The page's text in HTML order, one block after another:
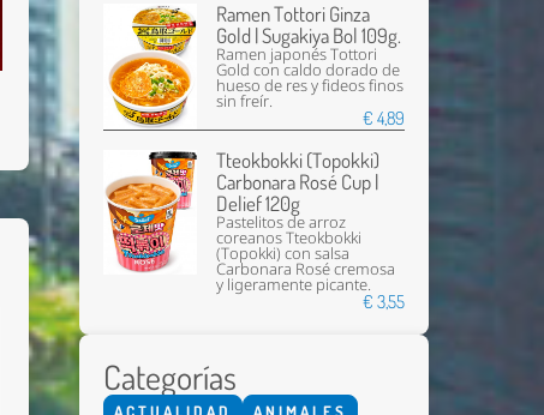
Ramen Tottori Ginza
Gold | Sugakiya Bol 109g.
Ramen japonés Tottori
Gold con caldo dorado de
hueso de res y fideos finos
sin freír.
€ 4,89
Tteokbokki (Topokki)
Carbonara Rosé Cup |
Delief 120g
Pastelitos de arroz
coreanos Tteokbokki
(Topokki) con salsa
Carbonara Rosé cremosa
y ligeramente picante.
€ 3,55
Categorías
ACTUALIDAD
ANIMALES
Enviar